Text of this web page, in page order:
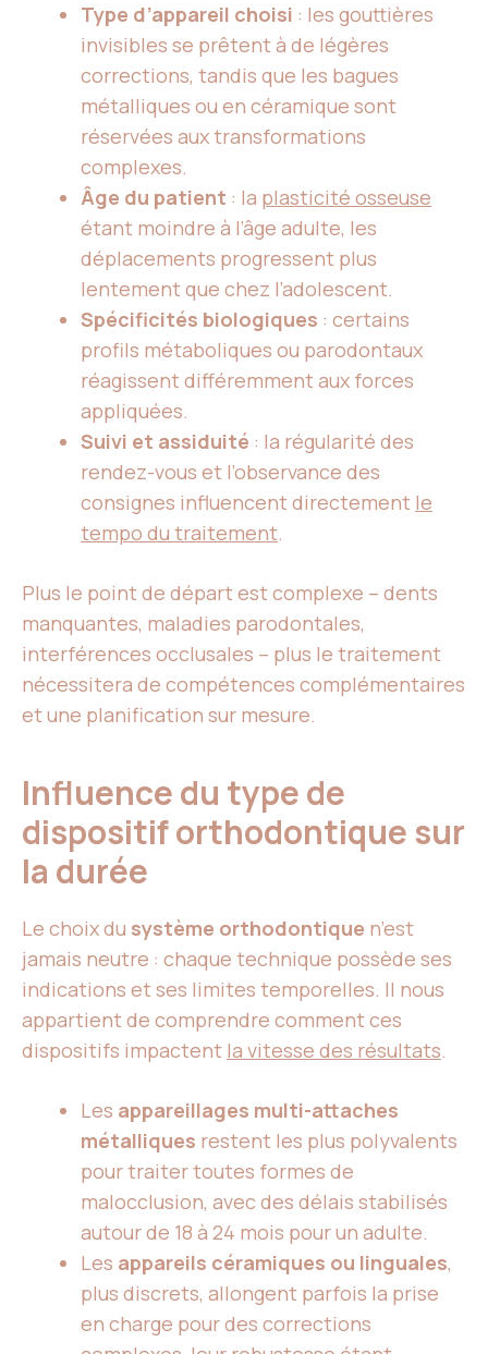
Type d’appareil choisi : les gouttières
invisibles se prêtent à de légères
corrections, tandis que les bagues
métalliques ou en céramique sont
réservées aux transformations
complexes.
Âge du patient : la plasticité osseuse
étant moindre à l’âge adulte, les
déplacements progressent plus
lentement que chez l’adolescent.
Spécificités biologiques : certains
profils métaboliques ou parodontaux
réagissent différemment aux forces
appliquées.
Suivi et assiduité : la régularité des
rendez-vous et l’observance des
consignes influencent directement le
tempo du traitement.
Plus le point de départ est complexe – dents
manquantes, maladies parodontales,
interférences occlusales – plus le traitement
nécessitera de compétences complémentaires
et une planification sur mesure.
Influence du type de
dispositif orthodontique sur
la durée
Le choix du système orthodontique n’est
jamais neutre : chaque technique possède ses
indications et ses limites temporelles. Il nous
appartient de comprendre comment ces
dispositifs impactent la vitesse des résultats.
Les appareillages multi-attaches
métalliques restent les plus polyvalents
pour traiter toutes formes de
malocclusion, avec des délais stabilisés
autour de 18 à 24 mois pour un adulte.
Les appareils céramiques ou linguales,
plus discrets, allongent parfois la prise
en charge pour des corrections